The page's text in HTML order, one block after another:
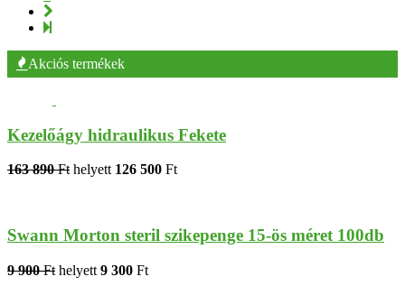
Akciós termékek
Kezelőágy hidraulikus Fekete
163 890 Ft helyett 126 500 Ft
Swann Morton steril szikepenge 15-ös méret 100db
9 900 Ft helyett 9 300 Ft